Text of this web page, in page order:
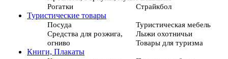
Рогатки
Страйкбол
Туристические товары
Посуда
Туристическая мебель
Средства для розжига,
огниво
Лыжи охотничьи
Товары для туризма
Книги, Плакаты